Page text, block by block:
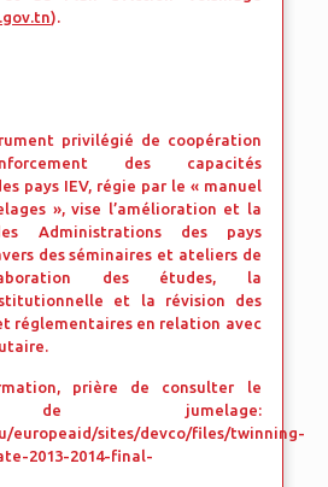
).
privilégié de coopération
des capacités
pays IEV, régie par le « manuel
», vise l’amélioration et la
Administrations des pays
des séminaires et ateliers de
des études, la
et la révision des
réglementaires en relation avec
prière de consulter le
de jumelage:
europeaid/sites/devco/files/twinning-
2013-2014-final-